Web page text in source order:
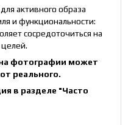
активного образа
и функциональности:
сосредоточиться на
фотографии может
реального.
в разделе "Часто